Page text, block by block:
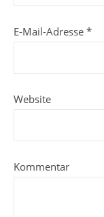
E-Mail-Adresse *
Website
Kommentar